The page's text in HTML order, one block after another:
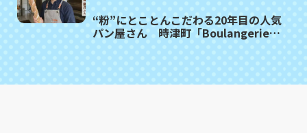
“粉”にとことんこだわる20年目の人気
パン屋さん 時津町「Boulangerie